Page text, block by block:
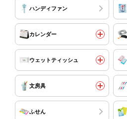
ハンディファン
カレンダー
ウェットティッシュ
文房具
ふせん